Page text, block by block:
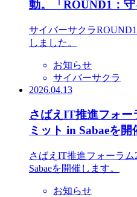
動。「ROUND1：
サイバーサクラ
しました。
お知らせ
サイバーサクラ
2026.04.13
さばえIT推進フォー
ミット in Sabaeを開
さばえIT推進フォーラ
Sabaeを開催します。
お知らせ